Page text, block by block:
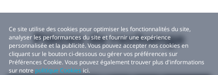
Pièces de rechange
Ce site utilise des cookies pour optimiser les fonctionnalités du site,
analyser les performances du site et fournir une expérience
personnalisée et la publicité. Vous pouvez accepter nos cookies en
cliquant sur le bouton ci-dessous ou gérer vos préférences sur
Préférences Cookie. Vous pouvez également trouver plus d'informations
sur notre politique Cookies ici.